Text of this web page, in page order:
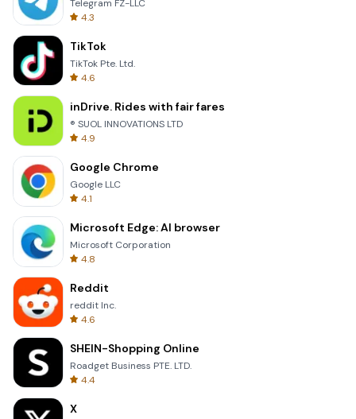
Telegram FZ-LLC
4.3
TikTok
TikTok Pte. Ltd.
4.6
inDrive. Rides with fair fares
® SUOL INNOVATIONS LTD
4.9
Google Chrome
Google LLC
4.1
Microsoft Edge: AI browser
Microsoft Corporation
4.8
Reddit
reddit Inc.
4.6
SHEIN-Shopping Online
Roadget Business PTE. LTD.
4.4
X